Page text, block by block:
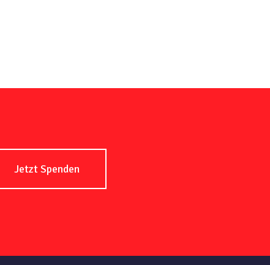
Jetzt Spenden